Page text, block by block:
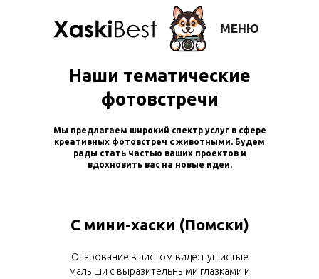
МЕНЮ
Наши тематические
фотовстречи
Мы предлагаем широкий спектр услуг в сфере
креативных фотовстреч с животными. Будем
рады стать частью ваших проектов и
вдохновить вас на новые идеи.
С мини-хаски (Помски)
Очарование в чистом виде: пушистые
малыши с выразительными глазками и